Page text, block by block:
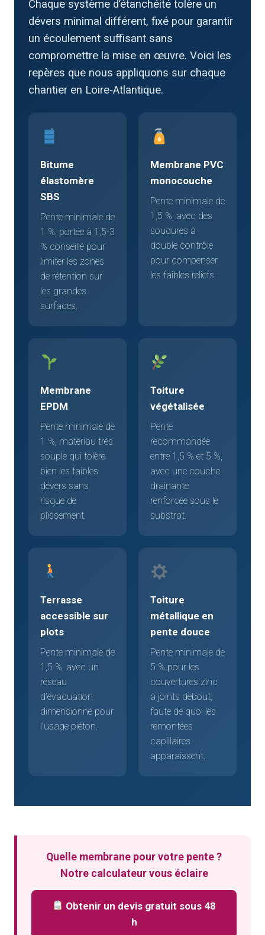
Chaque système d’étanchéité tolère un
dévers minimal différent, fixé pour garantir
un écoulement suffisant sans
compromettre la mise en œuvre. Voici les
repères que nous appliquons sur chaque
chantier en Loire-Atlantique.
Bitume
élastomère
SBS
Pente minimale de
1 %, portée à 1,5-3
% conseillé pour
limiter les zones
de rétention sur
les grandes
surfaces.
Membrane PVC
monocouche
Pente minimale de
1,5 %, avec des
soudures à
double contrôle
pour compenser
les faibles reliefs.
Membrane
EPDM
Pente minimale de
1 %, matériau très
souple qui tolère
bien les faibles
dévers sans
risque de
plissement.
Toiture
végétalisée
Pente
recommandée
entre 1,5 % et 5 %,
avec une couche
drainante
renforcée sous le
substrat.
Terrasse
accessible sur
plots
Pente minimale de
1,5 %, avec un
réseau
d’évacuation
dimensionné pour
l’usage piéton.
Toiture
métallique en
pente douce
Pente minimale de
5 % pour les
couvertures zinc
à joints debout,
faute de quoi les
remontées
capillaires
apparaissent.
Quelle membrane pour votre pente ?
Notre calculateur vous éclaire
Obtenir un devis gratuit sous 48
h